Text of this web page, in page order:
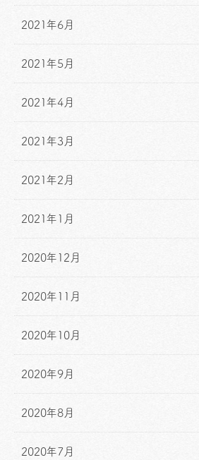
2021年6月
2021年5月
2021年4月
2021年3月
2021年2月
2021年1月
2020年12月
2020年11月
2020年10月
2020年9月
2020年8月
2020年7月